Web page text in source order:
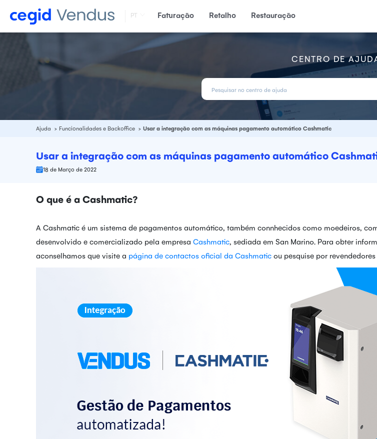
PT Faturação Retalho Restauração
CENTRO DE
Ajuda Funcionalidades e Backoffice Usar a integração com as máquinas pagamento automático Cashmatic
Usar a integração com as máquinas pagamento automático
18 de Março de 2022
O que é a Cashmatic?
A Cashmatic é um sistema de pagamentos automático, também connhecidos como moedeiros,
desenvolvido e comercializado pela empresa Cashmatic, sediada em San Marino. Para obter
aconselhamos que visite a página de contactos oficial da Cashmatic ou pesquise por